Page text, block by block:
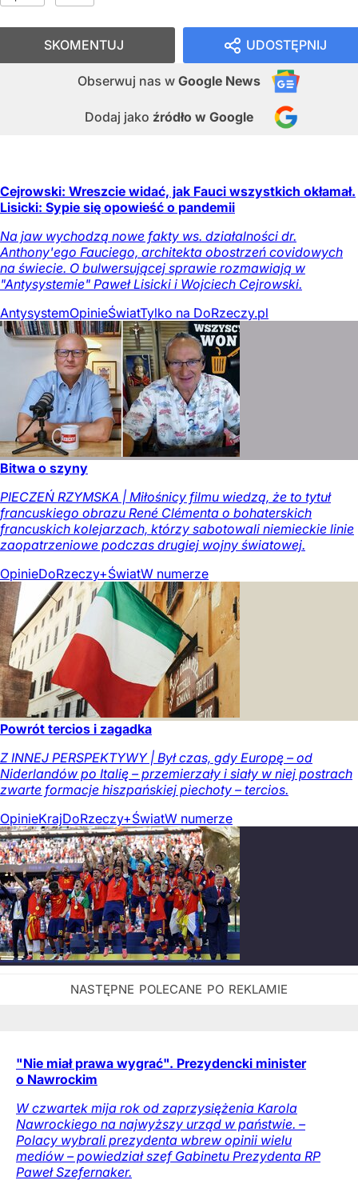
UDOSTĘPNIJ
Obserwuj nas w Google News
Dodaj jako źródło w Google
SKOMENTUJ
Cejrowski: Wreszcie widać, jak Fauci wszystkich okłamał.
Lisicki: Sypie się opowieść o pandemii
Na jaw wychodzą nowe fakty ws. działalności dr.
Anthony'ego Fauciego, architekta obostrzeń covidowych
na świecie. O bulwersującej sprawie rozmawiają w
"Antysystemie" Paweł Lisicki i Wojciech Cejrowski.
AntysystemOpinieŚwiatTylko na DoRzeczy.pl
Bitwa o szyny
PIECZEŃ RZYMSKA | Miłośnicy filmu wiedzą, że to tytuł
francuskiego obrazu René Clémenta o bohaterskich
francuskich kolejarzach, którzy sabotowali niemieckie linie
zaopatrzeniowe podczas drugiej wojny światowej.
OpinieDoRzeczy+ŚwiatW numerze
Powrót tercios i zagadka
Z INNEJ PERSPEKTYWY | Był czas, gdy Europę – od
Niderlandów po Italię – przemierzały i siały w niej postrach
zwarte formacje hiszpańskiej piechoty – tercios.
OpinieKrajDoRzeczy+ŚwiatW numerze
"Nie miał prawa wygrać". Prezydencki minister
o Nawrockim
W czwartek mija rok od zaprzysiężenia Karola
Nawrockiego na najwyższy urząd w państwie. –
Polacy wybrali prezydenta wbrew opinii wielu
mediów – powiedział szef Gabinetu Prezydenta RP
Paweł Szefernaker.